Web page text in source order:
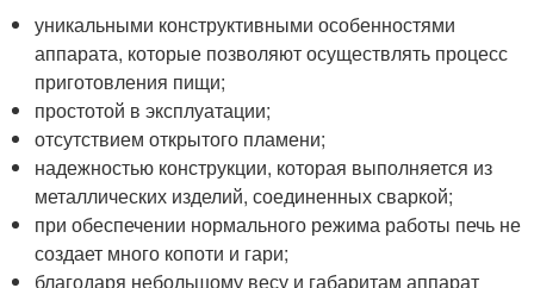
уникальными конструктивными особенностями
аппарата, которые позволяют осуществлять процесс
приготовления пищи;
простотой в эксплуатации;
отсутствием открытого пламени;
надежностью конструкции, которая выполняется из
металлических изделий, соединенных сваркой;
при обеспечении нормального режима работы печь не
создает много копоти и гари;
благодаря небольшому весу и габаритам аппарат